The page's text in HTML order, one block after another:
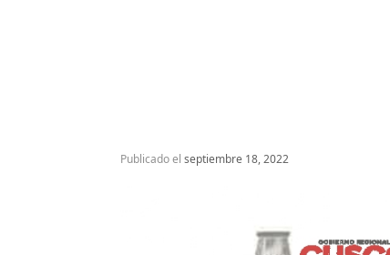
Publicado el septiembre 18, 2022